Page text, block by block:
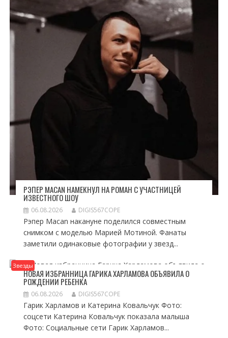
РЭПЕР MACAN НАМЕКНУЛ НА РОМАН С УЧАСТНИЦЕЙ
ИЗВЕСТНОГО ШОУ
06.08.2026 DIGIS567COPE
Рэпер Macan накануне поделился совместным
снимком с моделью Марией Мотиной. Фанаты
заметили одинаковые фотографии у звезд...
Звезды
НОВАЯ ИЗБРАННИЦА ГАРИКА ХАРЛАМОВА ОБЪЯВИЛА О
РОЖДЕНИИ РЕБЕНКА
06.08.2026 DIGIS567COPE
Гарик Харламов и Катерина Ковальчук Фото:
соцсети Катерина Ковальчук показала малыша
Фото: Социальные сети Гарик Харламов...